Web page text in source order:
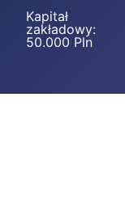
Kapitał
zakładowy:
50.000 Pln